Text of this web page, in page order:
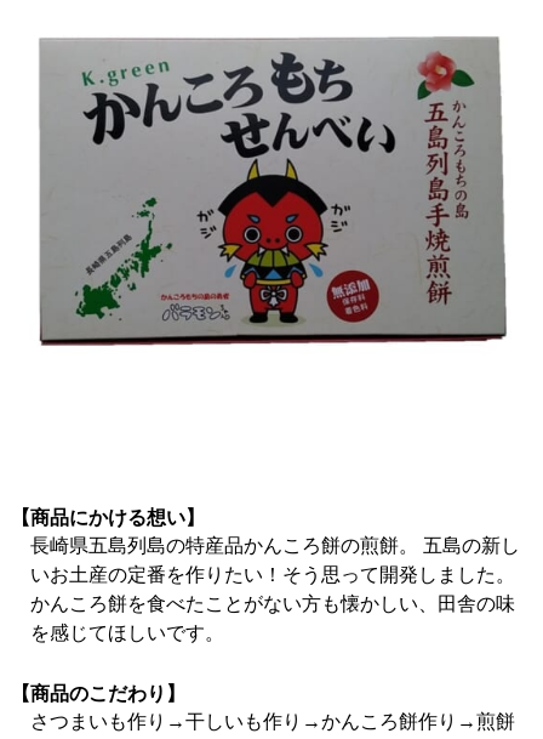
【商品にかける想い】
長崎県五島列島の特産品かんころ餅の煎餅。 五島の新し
いお土産の定番を作りたい！そう思って開発しました。
かんころ餅を食べたことがない方も懐かしい、田舎の味
を感じてほしいです。
【商品のこだわり】
さつまいも作り→干しいも作り→かんころ餅作り→煎餅